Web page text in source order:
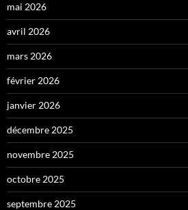
mai 2026
avril 2026
mars 2026
février 2026
janvier 2026
décembre 2025
novembre 2025
octobre 2025
septembre 2025